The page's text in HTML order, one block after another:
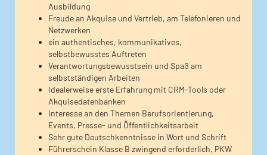
Ausbildung
Freude an Akquise und Vertrieb, am Telefonieren und
Netzwerken
ein authentisches, kommunikatives,
selbstbewusstes Auftreten
Verantwortungsbewusstsein und Spaß am
selbstständigen Arbeiten
Idealerweise erste Erfahrung mit CRM-Tools oder
Akquisedatenbanken
Interesse an den Themen Berufsorientierung,
Events, Presse- und Öffentlichkeitsarbeit
Sehr gute Deutschkenntnisse in Wort und Schrift
Führerschein Klasse B zwingend erforderlich, PKW